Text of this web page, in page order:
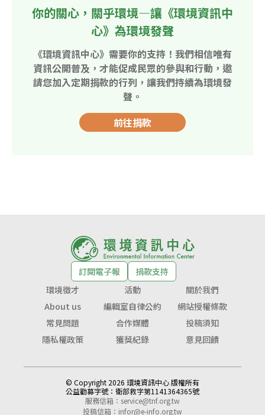
你的關心，關乎環境—讓《環境資訊中
心》為環境發聲
《環境資訊中心》需要你的支持！我們相信唯有
資訊公開普及，才能促成民眾的參與和行動，邀
請您加入定期捐款的行列，讓我們持續為環境發
聲。
前往捐款
訂閱電子報
捐款支持
環境徵才
活動
關於我們
About us
編輯室自律公約
網站授權條款
常見問題
合作媒體
投稿須知
隱私權政策
獲獎紀錄 意見回饋
© Copyright 2026 環境資訊中心 版權所有
公益勸募字號： 衛部救字第1141364365號
服務信箱： service@tnf.org.tw
投稿信箱： infor@e-info.org.tw